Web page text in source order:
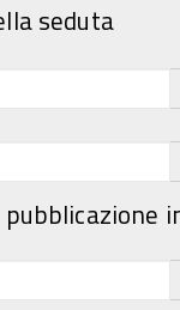
seduta